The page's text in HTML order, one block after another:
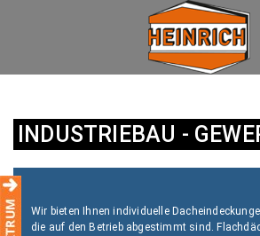
Industrie
INDUSTRIEBAU -
Wir bieten Ihnen individuelle
die auf den Betrieb abgestimmt sind.